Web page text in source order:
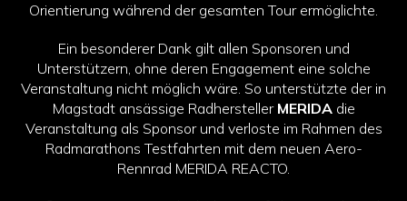
Orientierung während der gesamten Tour ermöglichte.
Ein besonderer Dank gilt allen Sponsoren und
Unterstützern, ohne deren Engagement eine solche
Veranstaltung nicht möglich wäre. So unterstützte der in
Magstadt ansässige Radhersteller MERIDAdie
Veranstaltung als Sponsor und verloste im Rahmen des
Radmarathons Testfahrten mit dem neuen Aero-
Rennrad MERIDA REACTO.